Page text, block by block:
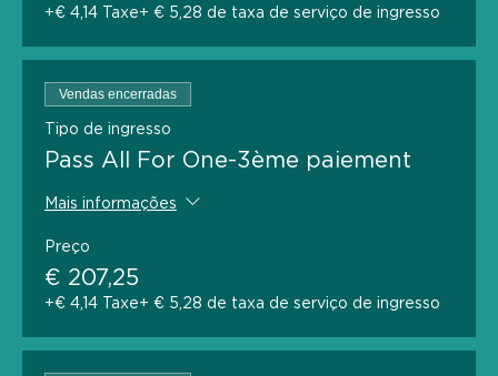
+€ 4,14 Taxe+ € 5,28 de taxa de serviço de ingresso
Vendas encerradas
Tipo de ingresso
Pass All For One-3ème paiement
Mais informações
Preço
€ 207,25
+€ 4,14 Taxe+ € 5,28 de taxa de serviço de ingresso